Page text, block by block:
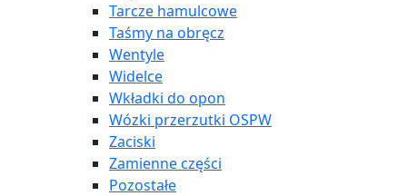
Tarcze hamulcowe
Taśmy na obręcz
Wentyle
Widelce
Wkładki do opon
Wózki przerzutki OSPW
Zaciski
Zamienne części
Pozostałe